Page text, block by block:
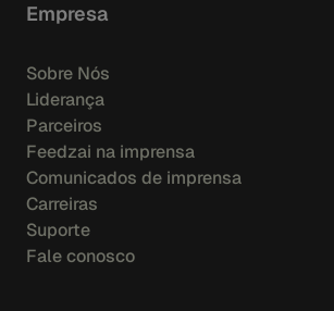
Empresa
Sobre Nós
Liderança
Parceiros
Feedzai na imprensa
Comunicados de imprensa
Carreiras
Suporte
Fale conosco